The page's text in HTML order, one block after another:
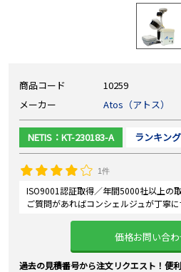
商品コード
10259
メーカー
Atos（アトス）
NETIS：KT-230183-A ランキン
1件
ISO9001認証取得／年間5000社以上の
ご質問があればコンシェルジュが丁寧
価格お問い合
過去の見積番号から注文リクエスト！便